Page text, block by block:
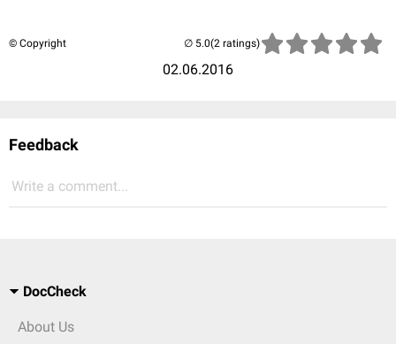
© Copyright
02.06.2016
(2 ratings)
Feedback
Write a comment...
DocCheck
About Us